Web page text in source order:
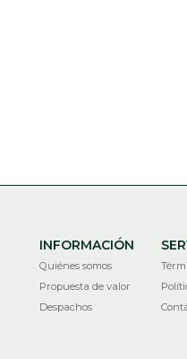
INFORMACIÓN
Quiénes somos
Propuesta de valor
Despachos